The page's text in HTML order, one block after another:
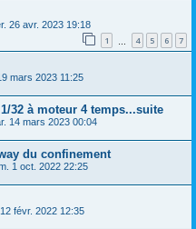
26 avr. 2023 19:18
1 4 5 6 7
mars 2023 11:25
32 à moteur 4 temps...suite
14 mars 2023 00:04
du confinement
1 oct. 2022 22:25
févr. 2022 12:35